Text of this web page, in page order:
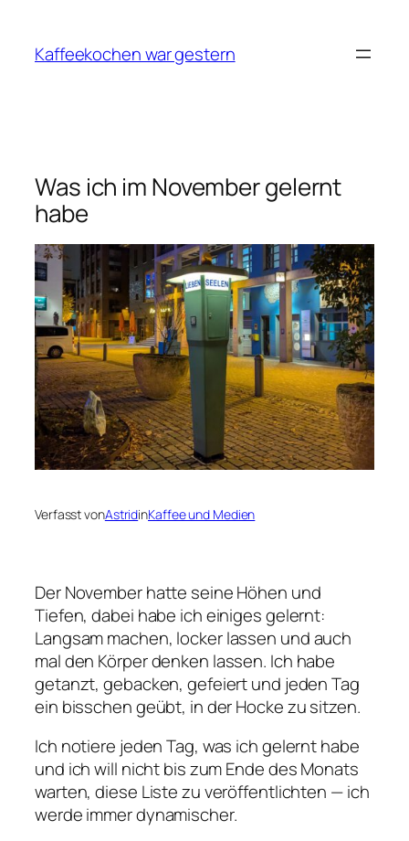
springen
Kaffeekochen war gestern
Was ich im November gelernt
habe
Verfasst vonAstridinKaffee und Medien
Der November hatte seine Höhen und
Tiefen, dabei habe ich einiges gelernt:
Langsam machen, locker lassen und auch
mal den Körper denken lassen. Ich habe
getanzt, gebacken, gefeiert und jeden Tag
ein bisschen geübt, in der Hocke zu sitzen.
Ich notiere jeden Tag, was ich gelernt habe
und ich will nicht bis zum Ende des Monats
warten, diese Liste zu veröffentlichten — ich
werde immer dynamischer.